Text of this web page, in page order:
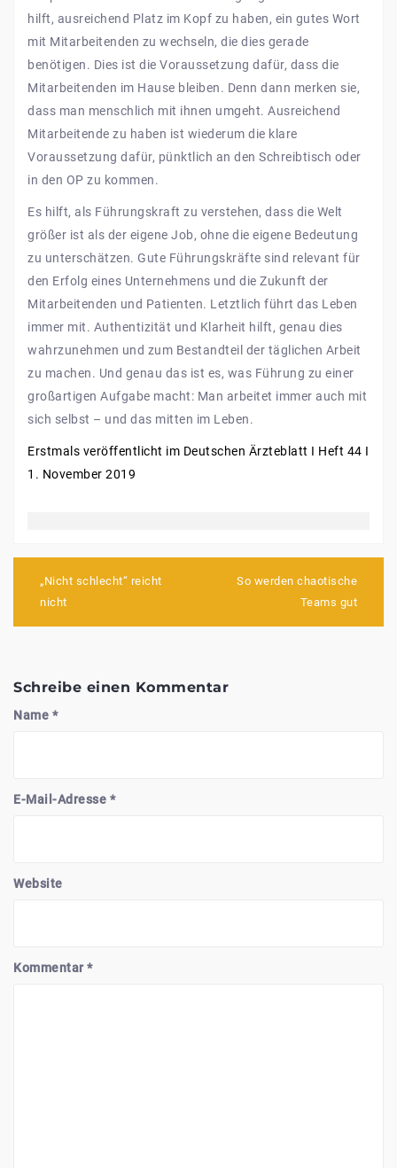
hilft, ausreichend Platz im Kopf zu haben, ein gutes Wort
mit Mitarbeitenden zu wechseln, die dies gerade
benötigen. Dies ist die Voraussetzung dafür, dass die
Mitarbeitenden im Hause bleiben. Denn dann merken sie,
dass man menschlich mit ihnen umgeht. Ausreichend
Mitarbeitende zu haben ist wiederum die klare
Voraussetzung dafür, pünktlich an den Schreibtisch oder
in den OP zu kommen.
Es hilft, als Führungskraft zu verstehen, dass die Welt
größer ist als der eigene Job, ohne die eigene Bedeutung
zu unterschätzen. Gute Führungskräfte sind relevant für
den Erfolg eines Unternehmens und die Zukunft der
Mitarbeitenden und Patienten. Letztlich führt das Leben
immer mit. Authentizität und Klarheit hilft, genau dies
wahrzunehmen und zum Bestandteil der täglichen Arbeit
zu machen. Und genau das ist es, was Führung zu einer
großartigen Aufgabe macht: Man arbeitet immer auch mit
sich selbst – und das mitten im Leben.
Erstmals veröffentlicht im Deutschen Ärzteblatt I Heft 44 I
1. November 2019
„Nicht schlecht“ reicht
nicht
So werden chaotische
Teams gut
Schreibe einen Kommentar
Name *
E-Mail-Adresse *
Website
Kommentar*